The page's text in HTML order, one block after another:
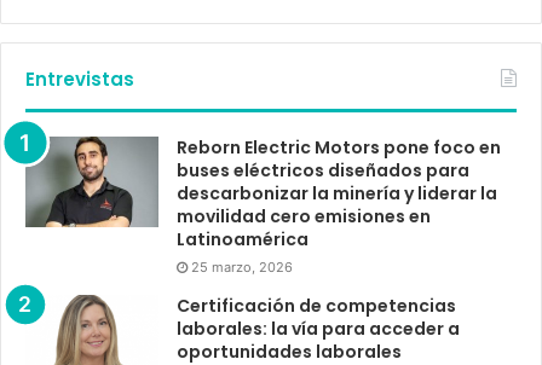
Entrevistas
Reborn Electric Motors pone foco en
buses eléctricos diseñados para
descarbonizar la minería y liderar la
movilidad cero emisiones en
Latinoamérica
25 marzo, 2026
Certificación de competencias
laborales: la vía para acceder a
oportunidades laborales